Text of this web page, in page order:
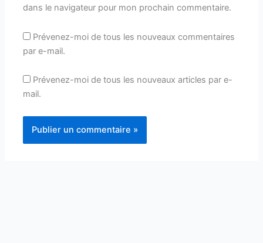
dans le navigateur pour mon prochain commentaire.
Prévenez-moi de tous les nouveaux commentaires
par e-mail.
Prévenez-moi de tous les nouveaux articles par e-
mail.